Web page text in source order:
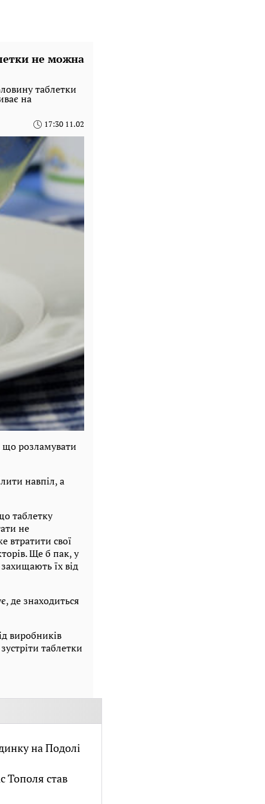
не можна
таблетки
на
17:30 11.02
що розламувати
навпіл, а
таблетку
не
втратити свої
Ще б пак, у
їх від
де знаходиться
виробників
таблетки
на Подолі
Тополя став